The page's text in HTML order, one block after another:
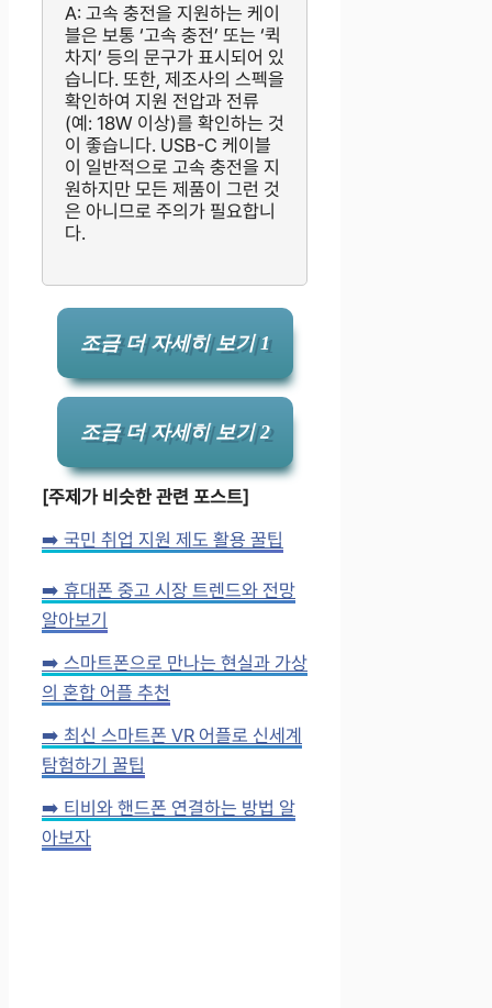
A: 고속 충전을 지원하는 케이
블은 보통 ‘고속 충전’ 또는 ‘퀵
차지’ 등의 문구가 표시되어 있
습니다. 또한, 제조사의 스펙을
확인하여 지원 전압과 전류
(예: 18W 이상)를 확인하는 것
이 좋습니다. USB-C 케이블
이 일반적으로 고속 충전을 지
원하지만 모든 제품이 그런 것
은 아니므로 주의가 필요합니
다.
조금 더 자세히 보기 1
조금 더 자세히 보기 2
[주제가 비슷한 관련 포스트]
➡️ 국민 취업 지원 제도 활용 꿀팁
➡️ 휴대폰 중고 시장 트렌드와 전망
알아보기
➡️ 스마트폰으로 만나는 현실과 가상
의 혼합 어플 추천
➡️ 최신 스마트폰 VR 어플로 신세계
탐험하기 꿀팁
➡️ 티비와 핸드폰 연결하는 방법 알
아보자